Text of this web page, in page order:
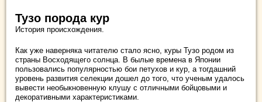
Тузо порода кур
История происхождения.
Как уже наверняка читателю стало ясно, куры Тузо родом из
страны Восходящего солнца. В былые времена в Японии
пользовались популярностью бои петухов и кур, а тогдашний
уровень развития селекции дошел до того, что ученым удалось
вывести необыкновенную клушу с отличными бойцовыми и
декоративными характеристиками.